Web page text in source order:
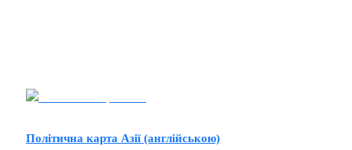
Політична карта Азії (англійською)